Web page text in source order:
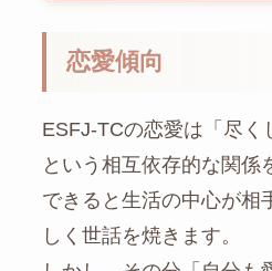
恋愛傾向
ESFJ-TCの恋愛は「尽く
という相互依存的な関係
できると生活の中心が相
しく世話を焼きます。